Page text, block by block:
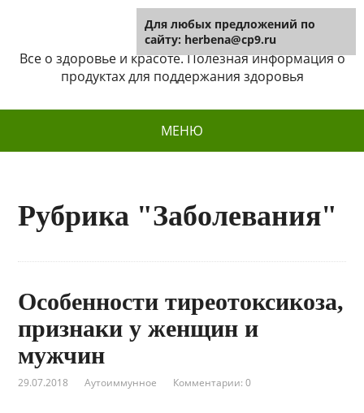
Herbena
Все о здоровье и красоте. Полезная информация о
продуктах для поддержания здоровья
МЕНЮ
Рубрика "Заболевания"
Особенности тиреотоксикоза,
признаки у женщин и
мужчин
29.07.2018 Аутоиммунное Комментарии: 0
Для любых предложений по
сайту: herbena@cp9.ru